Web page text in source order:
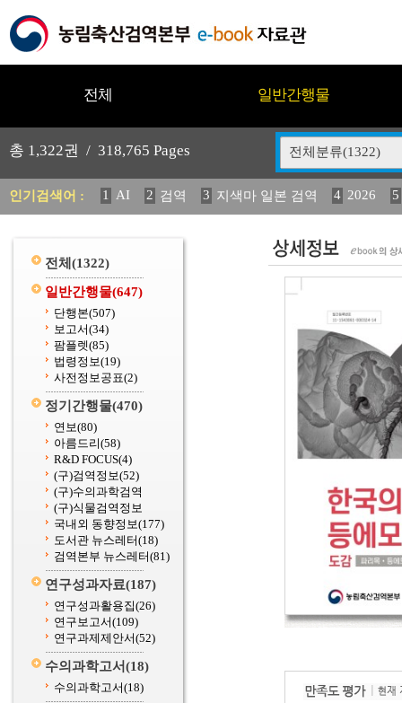
전체 일반간행물
총 1,322권 / 318,765 Pages 전체분류(1322)
인기검색어 : 1 AI 2 검역 3 지색마 일본 검역 4 2026
5
11 2025 12 중독성 식물 도감 13 媛 異 14
전체 (1322)
일반간행물(647)
단행본(507)
보고서(34)
팜플렛(85)
법령정보(19)
사전정보공표(2)
정기간행물(470)
연보(80)
아름드리(58)
R&D FOCUS(4)
(구)검역정보(52)
(구)수의과학검역
(구)식물검역정보
국내외 동향정보(177)
도서관 뉴스레터(18)
검역본부 뉴스레터(81)
연구성과자료(187)
연구성과활용집(26)
연구보고서(109)
연구과제제안서(52)
수의과학고서(18)
수의과학고서(18)